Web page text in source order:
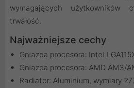
wymagających użytkowników
trwałość.
Najważniejsze cechy
Gniazda procesora: Intel
Gniazda procesora: AMD AM3/
Radiator: Aluminium, wymiary